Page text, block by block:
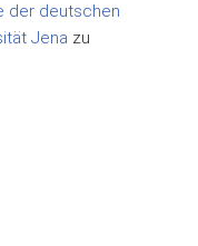
der deutschen
Jena zu